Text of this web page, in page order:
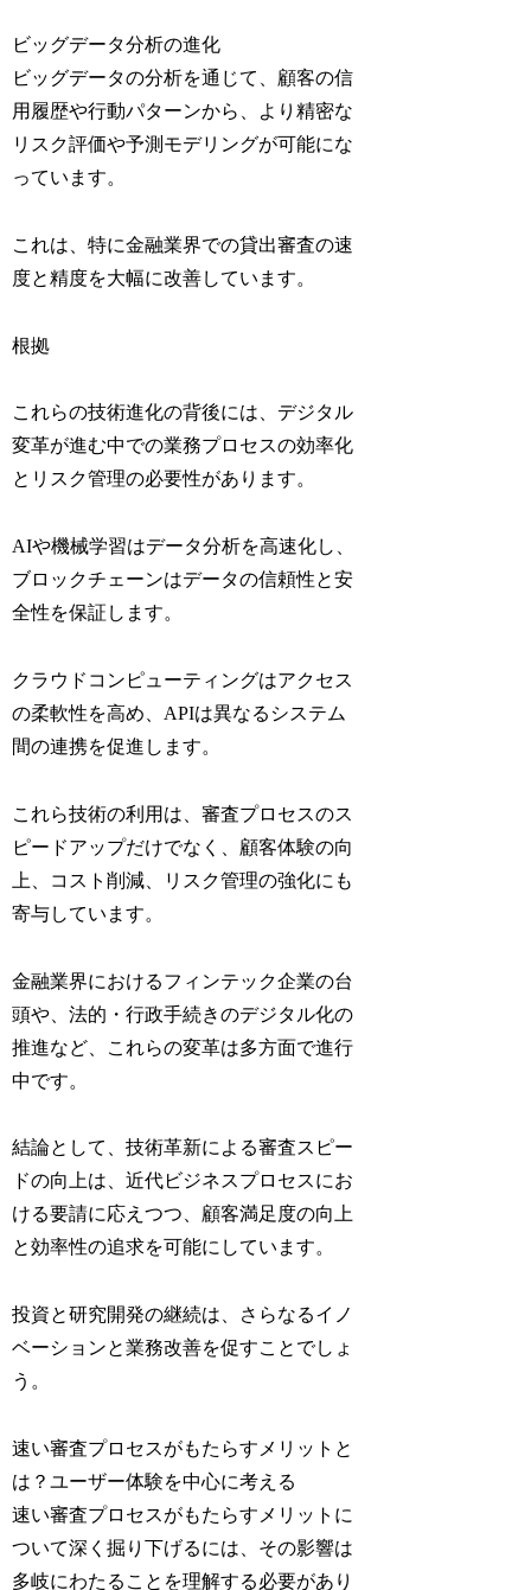
ビッグデータ分析の進化
ビッグデータの分析を通じて、顧客の信
用履歴や行動パターンから、より精密な
リスク評価や予測モデリングが可能にな
っています。
これは、特に金融業界での貸出審査の速
度と精度を大幅に改善しています。
根拠
これらの技術進化の背後には、デジタル
変革が進む中での業務プロセスの効率化
とリスク管理の必要性があります。
AIや機械学習はデータ分析を高速化し、
ブロックチェーンはデータの信頼性と安
全性を保証します。
クラウドコンピューティングはアクセス
の柔軟性を高め、APIは異なるシステム
間の連携を促進します。
これら技術の利用は、審査プロセスのス
ピードアップだけでなく、顧客体験の向
上、コスト削減、リスク管理の強化にも
寄与しています。
金融業界におけるフィンテック企業の台
頭や、法的・行政手続きのデジタル化の
推進など、これらの変革は多方面で進行
中です。
結論として、技術革新による審査スピー
ドの向上は、近代ビジネスプロセスにお
ける要請に応えつつ、顧客満足度の向上
と効率性の追求を可能にしています。
投資と研究開発の継続は、さらなるイノ
ベーションと業務改善を促すことでしょ
う。
速い審査プロセスがもたらすメリットと
は？ユーザー体験を中心に考える
速い審査プロセスがもたらすメリットに
ついて深く掘り下げるには、その影響は
多岐にわたることを理解する必要があり